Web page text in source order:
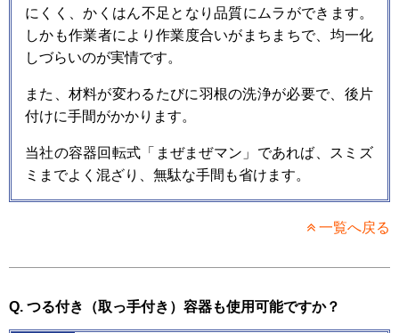
にくく、かくはん不足となり品質にムラができます。
しかも作業者により作業度合いがまちまちで、均一化
しづらいのが実情です。
また、材料が変わるたびに羽根の洗浄が必要で、後片
付けに手間がかかります。
当社の容器回転式「まぜまぜマン」であれば、スミズ
ミまでよく混ざり、無駄な手間も省けます。
一覧へ戻る
Q. つる付き（取っ手付き）容器も使用可能ですか？